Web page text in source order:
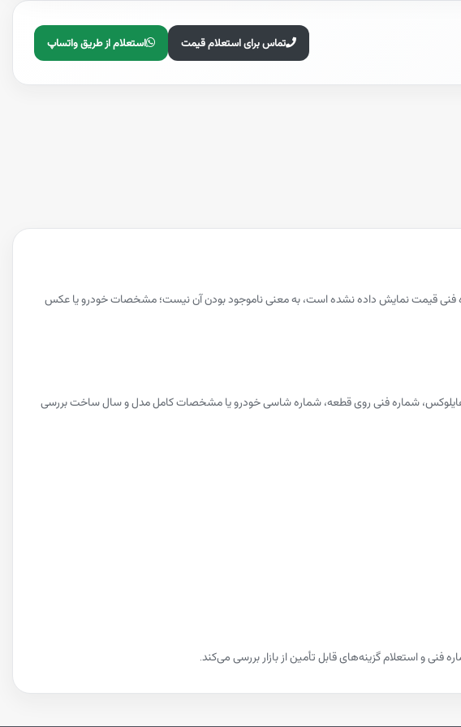
تماس برای استعلام قیمت استعلام از طریق واتساپ
فنی قیمت نمایش داده نشده است، به معنی ناموجود بودن آن نیست؛ مشخصات خودرو یا عکس
هایلوکس، شماره فنی روی قطعه، شماره شاسی خودرو یا مشخصات کامل مدل و سال ساخت بررسی
و استعلام گزینه‌های قابل تأمین از بازار بررسی می‌کند.